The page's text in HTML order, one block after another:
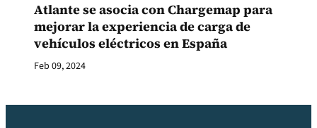
Atlante se asocia con Chargemap para
mejorar la experiencia de carga de
vehículos eléctricos en España
Feb 09, 2024